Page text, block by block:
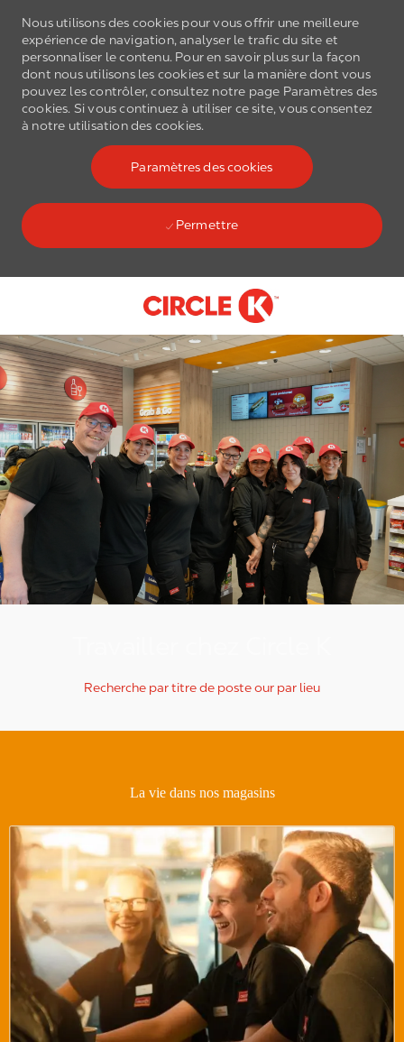
-
Nous utilisons des cookies pour vous offrir une meilleure
expérience de navigation, analyser le trafic du site et
personnaliser le contenu. Pour en savoir plus sur la façon
dont nous utilisons les cookies et sur la manière dont vous
pouvez les contrôler, consultez notre page Paramètres des
cookies. Si vous continuez à utiliser ce site, vous consentez
à notre utilisation des cookies.
Paramètres des cookies
Permettre
Recherche par titre de poste our par lieu
La vie dans nos magasins